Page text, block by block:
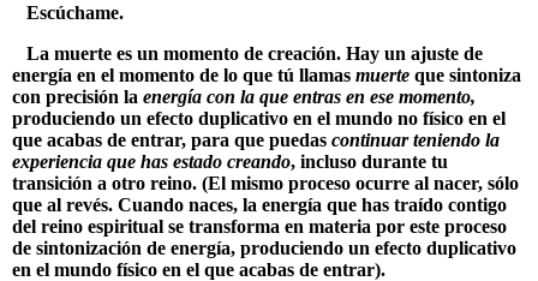
Escúchame.
La muerte es un momento de creación. Hay un ajuste de
energía en el momento de lo que tú llamas muerte que sintoniza
con precisión la energía con la que entras en ese momento,
produciendo un efecto duplicativo en el mundo no físico en el
que acabas de entrar, para que puedas continuar teniendo la
experiencia que has estado creando, incluso durante tu
transición a otro reino. (El mismo proceso ocurre al nacer, sólo
que al revés. Cuando naces, la energía que has traído contigo
del reino espiritual se transforma en materia por este proceso
de sintonización de energía, produciendo un efecto duplicativo
en el mundo físico en el que acabas de entrar).